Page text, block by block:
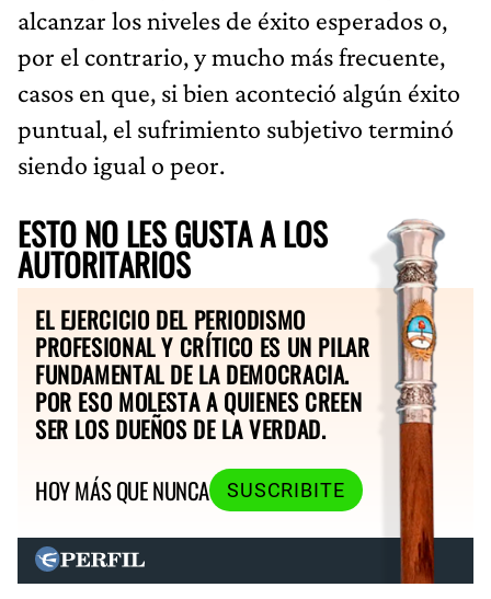
alcanzar los niveles de éxito esperados o,
por el contrario, y mucho más frecuente,
casos en que, si bien aconteció algún éxito
puntual, el sufrimiento subjetivo terminó
siendo igual o peor.
ESTO NO LES GUSTA A LOS
AUTORITARIOS
EL EJERCICIO DEL PERIODISMO
PROFESIONAL Y CRÍTICO ES UN PILAR
FUNDAMENTAL DE LA DEMOCRACIA.
POR ESO MOLESTA A QUIENES CREEN
SER LOS DUEÑOS DE LA VERDAD.
HOY MÁS QUE NUNCA
SUSCRIBITE